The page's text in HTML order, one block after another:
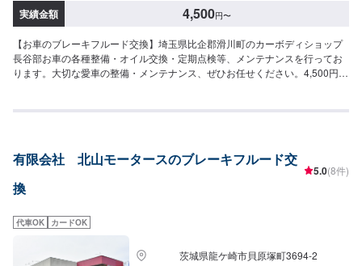
実績金額 4,500円〜
【お車のブレーキフルード交換】埼玉県比企郡滑川町のカーボディショップ
長谷部お車の各種整備・オイル交換・定期点検等、メンテナンスを行ってお
ります。大切な愛車の整備・メンテナンス、ぜひお任せください。4,500円~
すので「他のお店では断られてしまった…」という方はお気軽にご相談くだ
ください。
有限会社 北山モータースのブレーキフルード交
換
5.0(8件)
代車OK カードOK
茨城県龍ケ崎市貝原塚町3694-2